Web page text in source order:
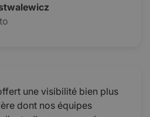
une visibilité bien plus
dont nos équipes